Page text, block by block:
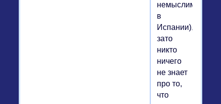
немыслим
в
Испании),
зато
никто
ничего
не знает
про то,
что